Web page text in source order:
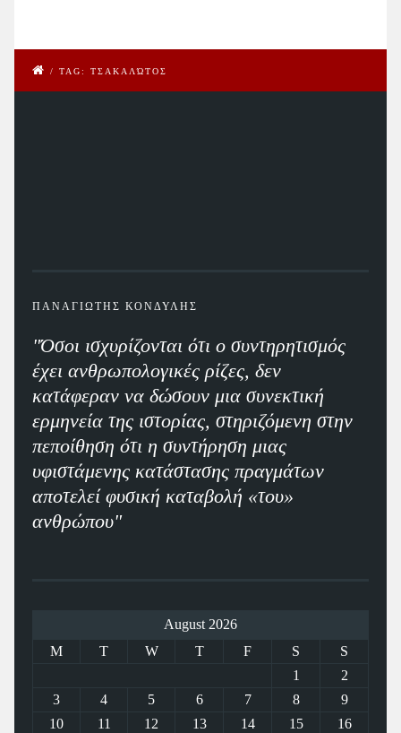
/ TAG: ΤΣΑΚΑΛΏΤΟΣ
ΠΑΝΑΓΙΩΤΗΣ ΚΟΝΔΥΛΗΣ
"Όσοι ισχυρίζονται ότι ο συντηρητισμός
έχει ανθρωπολογικές ρίζες, δεν
κατάφεραν να δώσουν μια συνεκτική
ερμηνεία της ιστορίας, στηριζόμενη στην
πεποίθηση ότι η συντήρηση μιας
υφιστάμενης κατάστασης πραγμάτων
αποτελεί φυσική καταβολή «του»
ανθρώπου"
August 2026
M
T W T F S
S
1
2
3
4 5 6 7 8
9
10
11 12 13 14 15 16